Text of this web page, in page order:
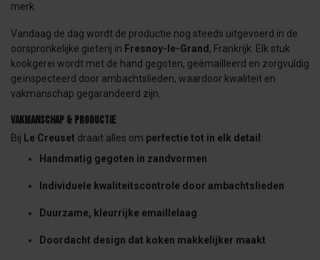
merk.
Vandaag de dag wordt de productie nog steeds uitgevoerd in de
oorspronkelijke gieterij in Fresnoy-le-Grand , Frankrijk. Elk stuk
kookgerei wordt met de hand gegoten, geëmailleerd en zorgvuldig
geïnspecteerd door ambachtslieden, waardoor kwaliteit en
vakmanschap gegarandeerd zijn.
Vakmanschap & Productie
Bij Le Creuset draait alles om perfectie tot in elk detail :
Handmatig gegoten in zandvormen
Individuele kwaliteitscontrole door ambachtslieden
Duurzame, kleurrijke emaillelaag
Doordacht design dat koken makkelijker maakt